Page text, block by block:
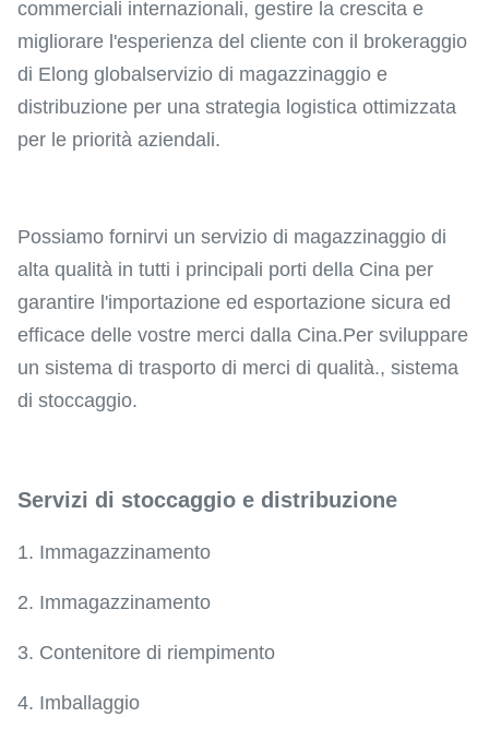
commerciali internazionali, gestire la crescita e
migliorare l'esperienza del cliente con il brokeraggio
di Elong globalservizio di magazzinaggio e
distribuzione per una strategia logistica ottimizzata
per le priorità aziendali.
Possiamo fornirvi un servizio di magazzinaggio di
alta qualità in tutti i principali porti della Cina per
garantire l'importazione ed esportazione sicura ed
efficace delle vostre merci dalla Cina.Per sviluppare
un sistema di trasporto di merci di qualità., sistema
di stoccaggio.
Servizi di stoccaggio e distribuzione
1. Immagazzinamento
2. Immagazzinamento
3. Contenitore di riempimento
4. Imballaggio